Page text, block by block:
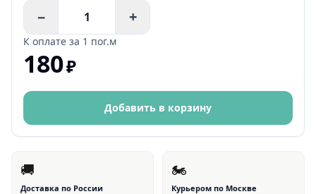
− +
К оплате за 1 пог.м
180₽
Добавить в корзину
🚚
Доставка по России
🏍
Курьером по Москве